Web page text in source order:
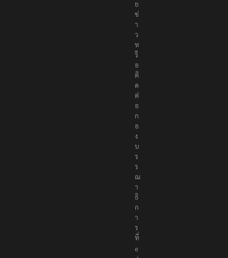
ม
า
ย
ข่
า
ว
ห
รื
อ
ติ
ด
ต่
อ
ก
อ
ง
บ
ร
ร
ณ
า
ธิ
ก
า
ร